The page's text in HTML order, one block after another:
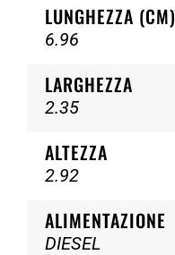
LUNGHEZZA (CM)
6.96
LARGHEZZA
2.35
ALTEZZA
2.92
ALIMENTAZIONE
DIESEL